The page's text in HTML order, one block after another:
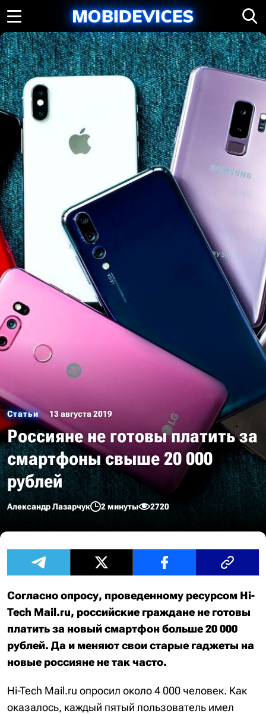
Статьи 13 августа 2019
Россияне не готовы платить за
смартфоны свыше 20 000
рублей
Александр Лазарчук 2 минуты 2720
Согласно опросу, проведенному ресурсом Hi-
Tech Mail.ru, российские граждане не готовы
платить за новый смартфон больше 20 000
рублей. Да и меняют свои старые гаджеты на
новые россияне не так часто.
Hi-Tech Mail.ru опросил около 4 000 человек. Как
оказалось, каждый пятый пользователь имел